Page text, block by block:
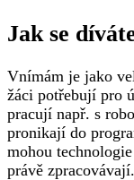
Jak se
Vnímám je jako
žáci potřebují pro
pracují např. s
pronikají do
mohou
právě